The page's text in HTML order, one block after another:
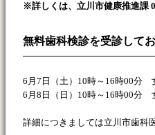
※詳しくは、立川市健康推進課
無料歯科検診を受診して
6月7日（土）10時～16時00分
6月8日（日）10時～16時00分
詳細につきましては立川市歯科